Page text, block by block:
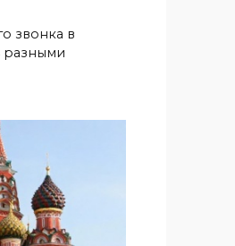
звонка в
разными